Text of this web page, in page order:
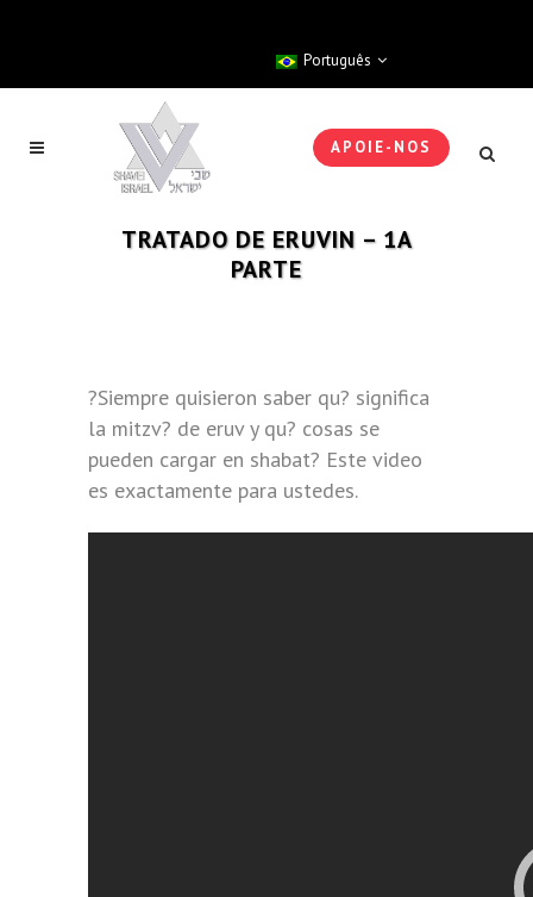
Português
APOIE-NOS
TRATADO DE ERUVIN – 1A
PARTE
?Siempre quisieron saber qu? significa
la mitzv? de eruv y qu? cosas se
pueden cargar en shabat? Este video
es exactamente para ustedes.